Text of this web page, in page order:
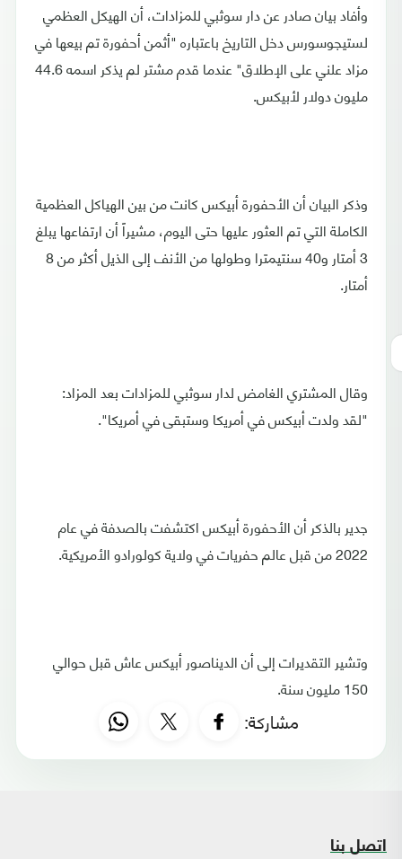
وأفاد بيان صادر عن دار سوثبي للمزادات، أن الهيكل العظمي
لستيجوسورس دخل التاريخ باعتباره "أثمن أحفورة تم بيعها في
مزاد علني على الإطلاق" عندما قدم مشتر لم يذكر اسمه 44.6
مليون دولار لأبيكس.
وذكر البيان أن الأحفورة أبيكس كانت من بين الهياكل العظمية
الكاملة التي تم العثور عليها حتى اليوم، مشيراً أن ارتفاعها يبلغ
3 أمتار و40 سنتيمترا وطولها من الأنف إلى الذيل أكثر من 8
أمتار.
وقال المشتري الغامض لدار سوثبي للمزادات بعد المزاد:
"لقد ولدت أبيكس في أمريكا وستبقى في أمريكا".
جدير بالذكر أن الأحفورة أبيكس اكتشفت بالصدفة في عام
2022 من قبل عالم حفريات في ولاية كولورادو الأمريكية.
وتشير التقديرات إلى أن الديناصور أبيكس عاش قبل حوالي
150 مليون سنة.
مشاركة:
اتصل بنا